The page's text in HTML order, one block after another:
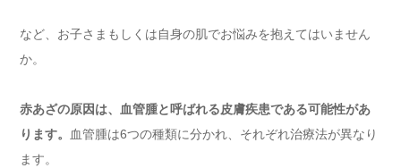
など、お子さまもしくは自身の肌でお悩みを抱えてはいません
か。
赤あざの原因は、血管腫と呼ばれる皮膚疾患である可能性があ
ります。
血管腫は6つの種類に分かれ、それぞれ治療法が異なり
ます。